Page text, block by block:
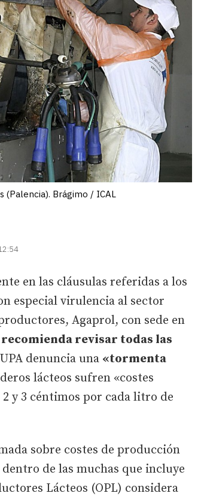
(Palencia). Brágimo / ICAL
en las cláusulas referidas a los
especial virulencia al sector
Agaprol, con sede en
recomienda revisar todas las
denuncia una «tormenta
lácteos sufren «costes
y 3 céntimos por cada litro de
sobre costes de producción
de las muchas que incluye
Lácteos (OPL) considera